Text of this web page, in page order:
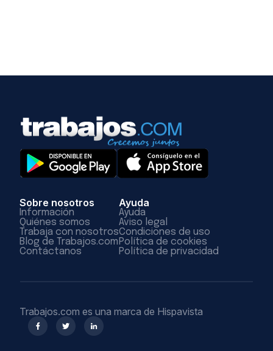
Sobre nosotros
Información
Quiénes somos
Trabaja con nosotros
Blog de Trabajos.com
Contáctanos
Ayuda
Ayuda
Aviso legal
Condiciones de uso
Política de cookies
Política de privacidad
Trabajos.com es una marca de Hispavista